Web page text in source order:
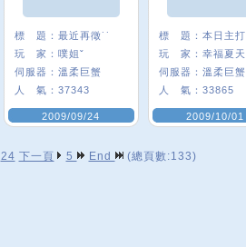
標 題： 最近再徵˙˙
玩 家： 噗姐ˇ
伺服器： 溫柔巨蟹
人 氣： 37343
2009/09/24
標 題： 本日主打
玩 家： 幸福夏天
伺服器： 溫柔巨蟹
人 氣： 33865
2009/10/01
24 下一頁 5 End (總頁數:133)